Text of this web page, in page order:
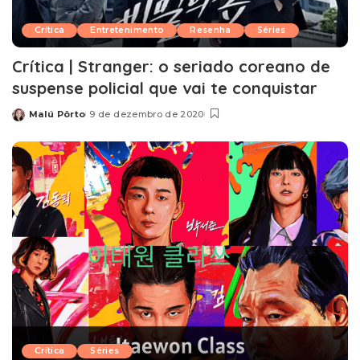
Crítica Entretenimento Resenha Séries
Crítica | Stranger: o seriado coreano de
suspense policial que vai te conquistar
Posted
Malú Pôrto 9 de dezembro de 2020
Crítica Séries